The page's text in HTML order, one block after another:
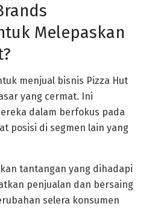
Melepaskan
menjual bisnis Pizza Hut
yang cermat. Ini
dalam berfokus pada
posisi di segmen lain yang
tantangan yang dihadapi
penjualan dan bersaing
selera konsumen